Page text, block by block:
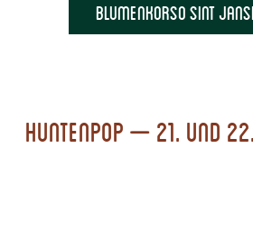
Blumenkorso Sint
Huntenpop – 21. und